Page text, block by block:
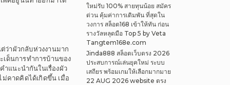
ว่าผัวกลับห่วงงานมาก
เด็นการทำการบ้านของ
แนะนำกันในเรื่องผัว
คาดคิดได้เกิดขึ้น เมื่อ
ใหม่รับ 100% สายทุนน้อย สมัคร
ด่วน คุ้มค่าการเดิมพัน ที่สุดใน
วงการ สล็อต168 เข้าให้ทัน ก่อน
รางวัลหลุดมือ Top 5 by Veta
Tangtem168e.com
Jinda888 สล็อตเว็บตรง 2026
ประสบการณ์เล่นยุคใหม่ ระบบ
เสถียร พร้อมเกมให้เลือกมากมาย
22 AUG 2026 website ตรง